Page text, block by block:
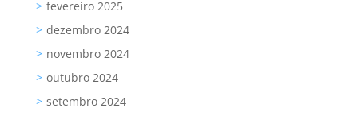
fevereiro 2025
dezembro 2024
novembro 2024
outubro 2024
setembro 2024